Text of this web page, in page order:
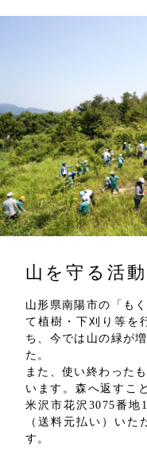
山を守る活
山形県南陽市の「も
て植樹・下刈り等を
ち、今では山の緑が
た。
また、使い終わった
います。森へ返すこ
米沢市花沢3075番地
（送料元払い）い
す。